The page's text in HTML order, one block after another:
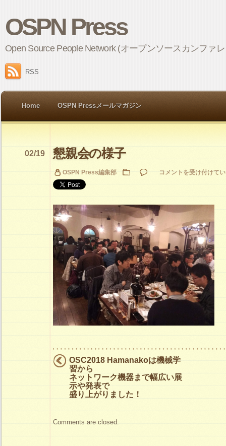
OSPN Press
Open Source People Network (オープンソースカンファ
RSS
Home OSPN Pressメールマガジン
懇親会の様子
02/19
OSPN Press編集部 懇
様
子
は
コメントを受け付けて
OSC2018 Hamanakoは機械学
習から
ネットワーク機器まで幅広い展
示や発表で
盛り上がりました！
Comments are closed.